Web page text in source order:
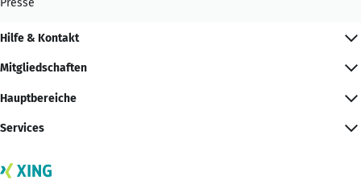
Presse
Hilfe & Kontakt
Mitgliedschaften
Hauptbereiche
Services